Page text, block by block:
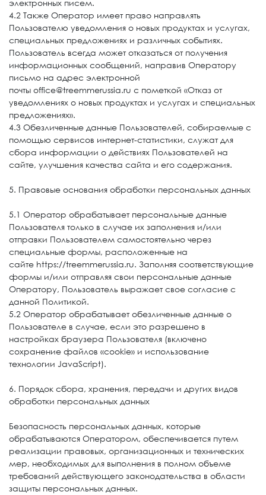
электронных писем.
4.2 Также Оператор имеет право направлять
Пользователю уведомления о новых продуктах и услугах,
специальных предложениях и различных событиях.
Пользователь всегда может отказаться от получения
информационных сообщений, направив Оператору
письмо на адрес электронной
почты office@treemmerussia.ru с пометкой «Отказ от
уведомлениях о новых продуктах и услугах и специальных
предложениях».
4.3 Обезличенные данные Пользователей, собираемые с
помощью сервисов интернет-статистики, служат для
сбора информации о действиях Пользователей на
сайте, улучшения качества сайта и его содержания.
5. Правовые основания обработки персональных данных
5.1 Оператор обрабатывает персональные данные
Пользователя только в случае их заполнения и/или
отправки Пользователем самостоятельно через
специальные формы, расположенные на
сайте https://treemmerussia.ru. Заполняя соответствующие
формы и/или отправляя свои персональные данные
Оператору, Пользователь выражает свое согласие с
данной Политикой.
5.2 Оператор обрабатывает обезличенные данные о
Пользователе в случае, если это разрешено в
настройках браузера Пользователя (включено
сохранение файлов «cookie» и использование
технологии JavaScript).
6. Порядок сбора, хранения, передачи и других видов
обработки персональных данных
Безопасность персональных данных, которые
обрабатываются Оператором, обеспечивается путем
реализации правовых, организационных и технических
мер, необходимых для выполнения в полном объеме
требований действующего законодательства в области
защиты персональных данных.